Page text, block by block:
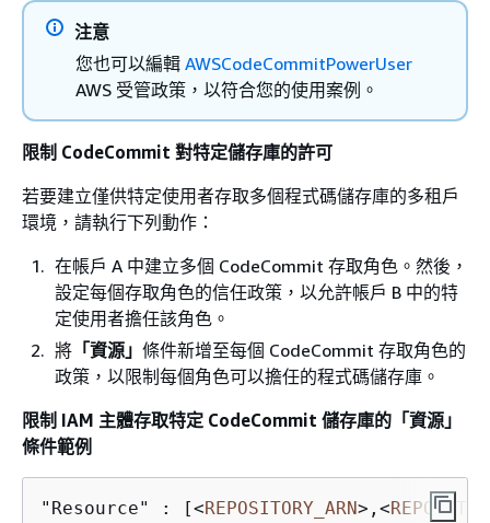
注意
您也可以編輯 AWSCodeCommitPowerUser
AWS 受管政策，以符合您的使用案例。
限制 CodeCommit 對特定儲存庫的許可
若要建立僅供特定使用者存取多個程式碼儲存庫的多租戶
環境，請執行下列動作：
在帳戶 A 中建立多個 CodeCommit 存取角色。然後，
設定每個存取角色的信任政策，以允許帳戶 B 中的特
定使用者擔任該角色。
將 「資源」 條件新增至每個 CodeCommit 存取角色的
政策，以限制每個角色可以擔任的程式碼儲存庫。
限制 IAM 主體存取特定 CodeCommit 儲存庫的「資源」
條件範例
"Resource" : [<REPOSITORY_ARN> , <